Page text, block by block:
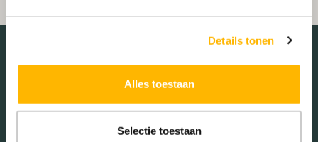
Details tonen
Alles toestaan
Selectie toestaan
Schaduwwijzer